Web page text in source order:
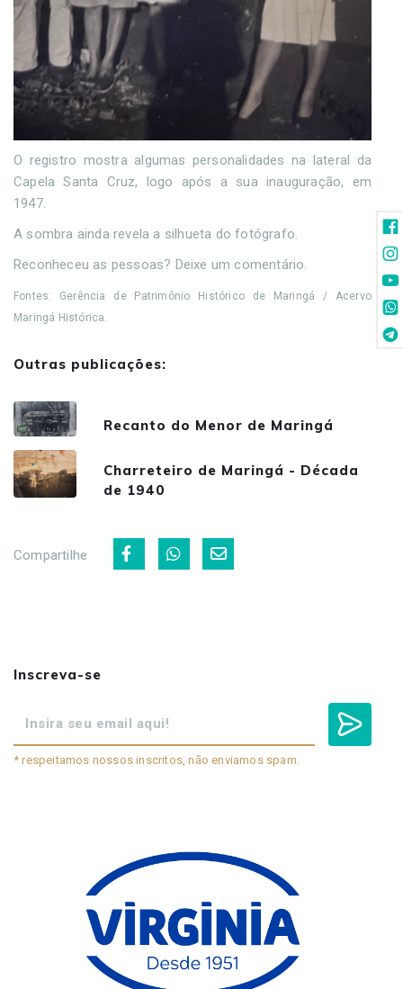
O registro mostra algumas personalidades na lateral da
Capela Santa Cruz, logo após a sua inauguração, em
1947.
A sombra ainda revela a silhueta do fotógrafo.
Reconheceu as pessoas? Deixe um comentário.
Fontes: Gerência de Patrimônio Histórico de Maringá / Acervo
Maringá Histórica.
Outras publicações:
Recanto do Menor de Maringá
Charreteiro de Maringá - Década
de 1940
Compartilhe
Inscreva-se
* respeitamos nossos inscritos, não enviamos spam.